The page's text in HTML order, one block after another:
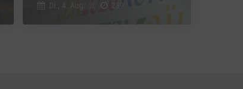
Di., 4. Aug. 239